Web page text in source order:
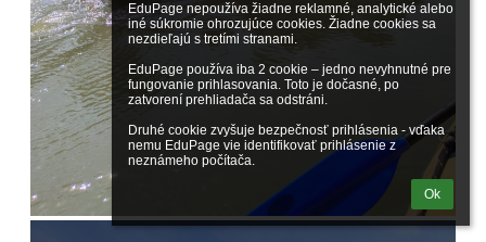
EduPage nepoužíva žiadne reklamné, analytické alebo
iné súkromie ohrozujúce cookies. Žiadne cookies sa
nezdieľajú s tretími stranami.
EduPage používa iba 2 cookie – jedno nevyhnutné pre
fungovanie prihlasovania. Toto je dočasné, po
zatvorení prehliadača sa odstráni.
Druhé cookie zvyšuje bezpečnosť prihlásenia - vďaka
nemu EduPage vie identifikovať prihlásenie z
neznámeho počítača.
Ok